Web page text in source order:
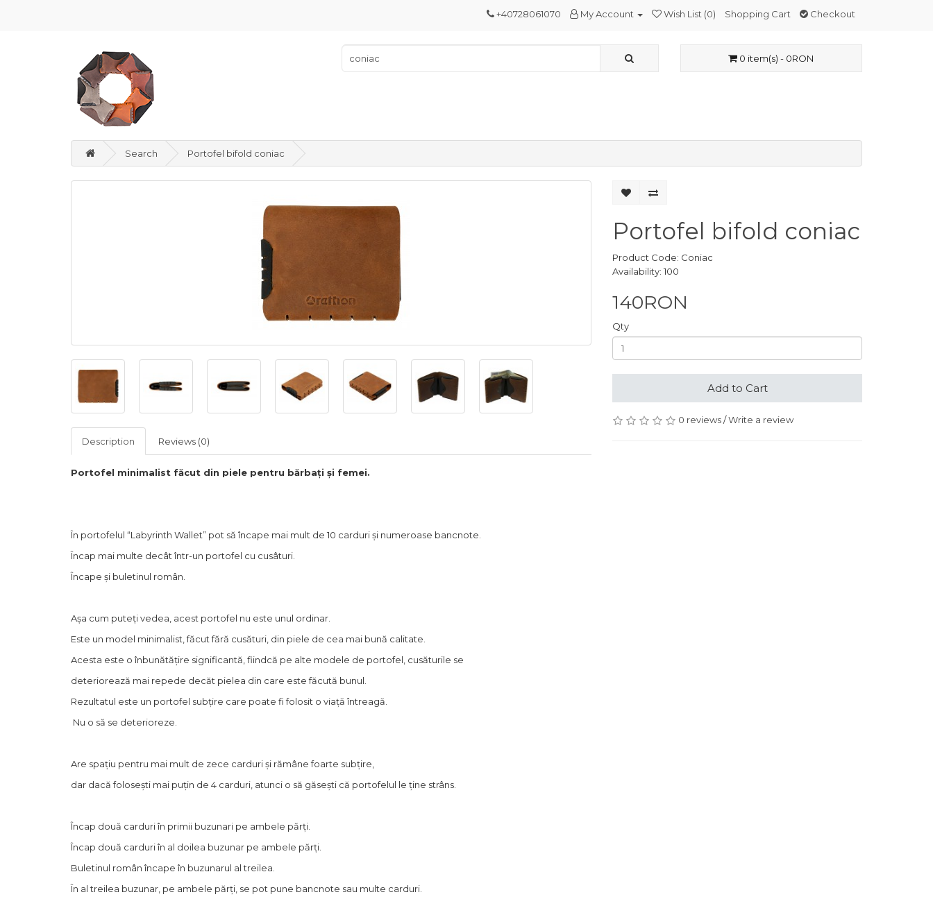
+40728061070 My Account Wish List (0) Shopping Cart Checkout
0 item(s) - 0RON
Search Portofel bifold coniac
Description Reviews (0)
Portofel minimalist făcut din piele pentru bărbați și femei.
În portofelul “Labyrinth Wallet” pot să încape mai mult de 10 carduri și numeroase bancnote
Încap mai multe decât într-un portofel cu cusâturi.
Încape și buletinul român.
Așa cum puteți vedea, acest portofel nu este unul ordinar.
Este un model minimalist, făcut fără cusături, din piele de cea mai bună calitate.
Acesta este o înbunătățire significantă, fiindcă pe alte modele de portofel, cusăturile se
deteriorează mai repede decăt pielea din care este făcută bunul.
Rezultatul este un portofel subțire care poate fi folosit o viață întreagă.
Nu o să se deterioreze.
Are spațiu pentru mai mult de zece carduri și rămâne foarte subțire,
dar dacă folosești mai puțin de 4 carduri, atunci o să găsești că portofelul le ține strâns.
Încap două carduri în primii buzunari pe ambele părți.
Încap două carduri în al doilea buzunar pe ambele părți.
Buletinul român încape în buzunarul al treilea.
În al treilea buzunar, pe ambele părți, se pot pune bancnote sau multe carduri.
Portofel bifold coniac
Product Code: Coniac
Availability: 100
140RON
Qty
Add to Cart
0 reviews/Write a review